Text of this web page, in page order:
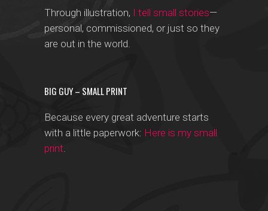
Through illustration, I tell small stories—
personal, commissioned, or just so they
are out in the world.
BIG GUY – SMALL PRINT
Because every great adventure starts
with a little paperwork: Here is my small
print.